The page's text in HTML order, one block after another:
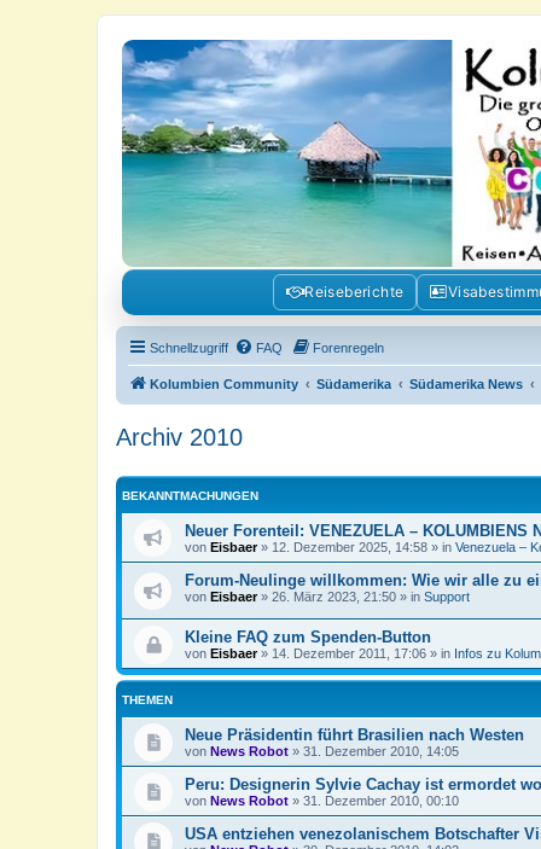
Kolumbienforum - Das grosse
Reisen, Auswandern, Kultur, Politik, Geschichte und Visum in
Reiseberichte
Schnellzugriff FAQ Forenregeln
Kolumbien Community Südamerika Südamerika News
Archiv 2010
BEKANNTMACHUNGEN
Neuer Forenteil: VENEZUELA – KOLUMBIENS
von Eisbaer» 12. Dezember 2025, 14:58 » in Venezuela –
Forum-Neulinge willkommen: Wie wir alle zu
von Eisbaer» 26. März 2023, 21:50 » in Support
Kleine FAQ zum Spenden-Button
von Eisbaer» 14. Dezember 2011, 17:06 » in Infos zu
THEMEN
Neue Präsidentin führt Brasilien nach Westen
von News Robot » 31. Dezember 2010, 14:05
Peru: Designerin Sylvie Cachay ist ermordet
von News Robot » 31. Dezember 2010, 00:10
USA entziehen venezolanischem Botschafter